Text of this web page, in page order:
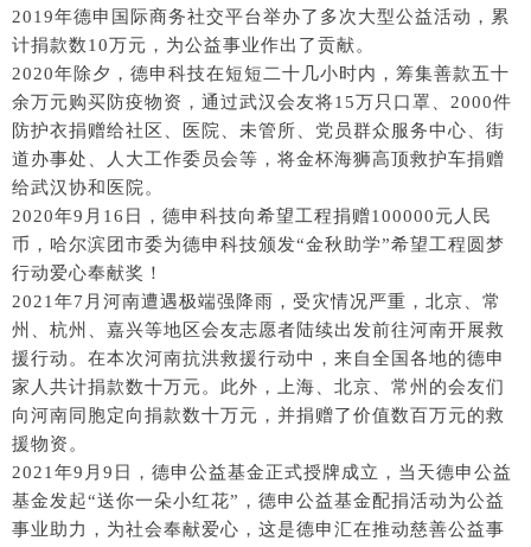
2019年德申国际商务社交平台举办了多次大型公益活动，累
计捐款数10万元，为公益事业作出了贡献。
2020年除夕，德申科技在短短二十几小时内，筹集善款五十
余万元购买防疫物资，通过武汉会友将15万只口罩、2000件
防护衣捐赠给社区、医院、未管所、党员群众服务中心、街
道办事处、人大工作委员会等，将金杯海狮高顶救护车捐赠
给武汉协和医院。
2020年9月16日，德申科技向希望工程捐赠100000元人民
币，哈尔滨团市委为德申科技颁发“金秋助学”希望工程圆梦
行动爱心奉献奖！
2021年7月河南遭遇极端强降雨，受灾情况严重，北京、常
州、杭州、嘉兴等地区会友志愿者陆续出发前往河南开展救
援行动。在本次河南抗洪救援行动中，来自全国各地的德申
家人共计捐款数十万元。此外，上海、北京、常州的会友们
向河南同胞定向捐款数十万元，并捐赠了价值数百万元的救
援物资。
2021年9月9日，德申公益基金正式授牌成立，当天德申公益
基金发起“送你一朵小红花”，德申公益基金配捐活动为公益
事业助力，为社会奉献爱心，这是德申汇在推动慈善公益事